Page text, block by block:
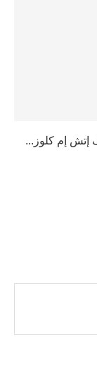
إتش إم كلوز...